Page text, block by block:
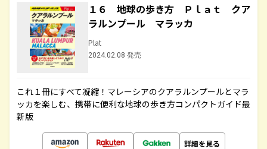
１６ 地球の歩き方 Ｐｌａｔ クア
ラルンプール マラッカ
Plat
2024.02.08 発売
これ１冊にすべて凝縮！マレーシアのクアラルンプールとマラ
ッカを楽しむ、携帯に便利な地球の歩き方コンパクトガイド最
新版
詳細を見る